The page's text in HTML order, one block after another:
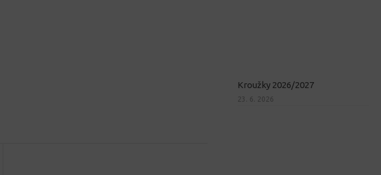
Kroužky 2026/2027
23. 6. 2026